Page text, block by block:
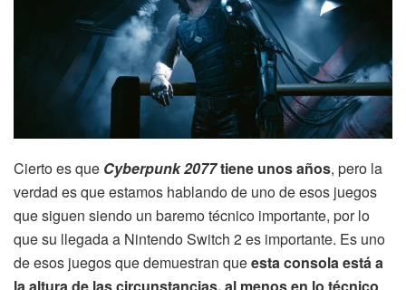
Cierto es que Cyberpunk 2077tiene unos años, pero la
verdad es que estamos hablando de uno de esos juegos
que siguen siendo un baremo técnico importante, por lo
que su llegada a Nintendo Switch 2 es importante. Es uno
de esos juegos que demuestran queesta consola está a